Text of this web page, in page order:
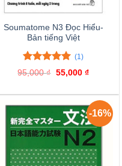
Soumatome N3 Đọc Hiểu-
Bản tiếng Việt
5.00trên 5
1
đánh giá
(1)
95,000₫ Giá
95,000 ₫.
55,000 ₫Giá
là:
55,000
-16%